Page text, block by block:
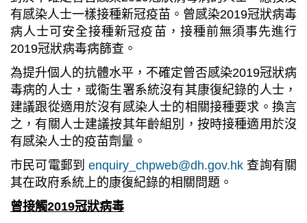
有感染人士一樣接種新冠疫苗。曾感染2019冠狀病毒
病人士可安全接種新冠疫苗，接種前無須事先進行
2019冠狀病毒病篩查。
為提升個人的抗體水平，不確定曾否感染2019冠狀病
毒病的人士，或衞生署系統沒有其康復紀錄的人士，
建議跟從適用於沒有感染人士的相關接種要求。換言
之，有關人士建議按其年齡組別，按時接種適用於沒
有感染人士的疫苗劑量。
市民可電郵到 enquiry_chpweb@dh.gov.hk 查詢有關
其在政府系統上的康復紀錄的相關問題。
曾接觸2019冠狀病毒